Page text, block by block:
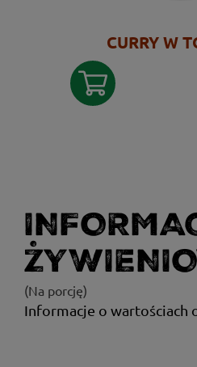
CURRY W
(Na porcję)
Informacje o wartościach